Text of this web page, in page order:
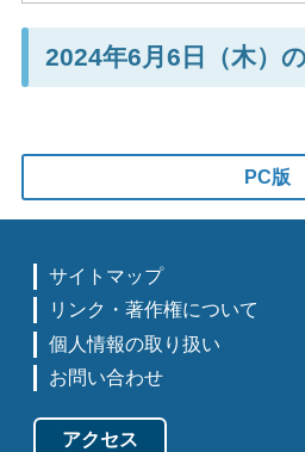
2024年6月6日（木）
PC版
サイトマップ
リンク・著作権について
個人情報の取り扱い
お問い合わせ
アクセス